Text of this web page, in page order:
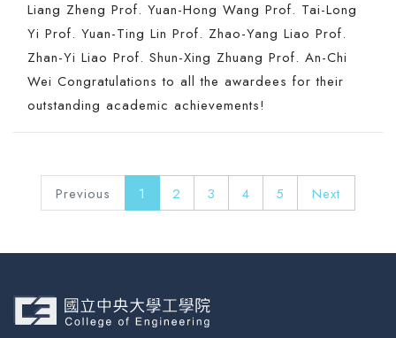
Liang Zheng Prof. Yuan-Hong Wang Prof. Tai-Long
Yi Prof. Yuan-Ting Lin Prof. Zhao-Yang Liao Prof.
Zhan-Yi Liao Prof. Shun-Xing Zhuang Prof. An-Chi
Wei Congratulations to all the awardees for their
outstanding academic achievements!
Previous 1 2 3 4 5 Next